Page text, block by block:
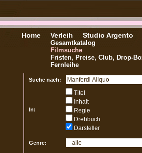
Home Verleih
Gesamtkatalog
Filmsuche
Fristen, Preise, Club, Drop-
Fernleihe
Studio Argento
Suche nach:
In:
Titel
Inhalt
Regie
Drehbuch
Darsteller
Genre: